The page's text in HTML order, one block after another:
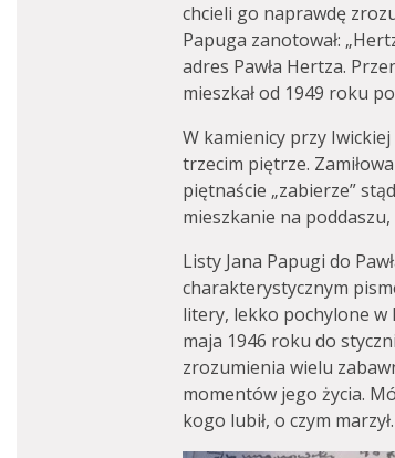
chcieli go naprawdę
Papuga zanotował:
adres Pawła Hertza.
mieszkał od 1949 roku
W kamienicy przy
trzecim piętrze.
piętnaście „zabierze”
mieszkanie na
Listy Jana Papugi do
charakterystycznym
litery, lekko pochylone w
maja 1946 roku do
zrozumienia wielu
momentów jego życia.
kogo lubił, o czym